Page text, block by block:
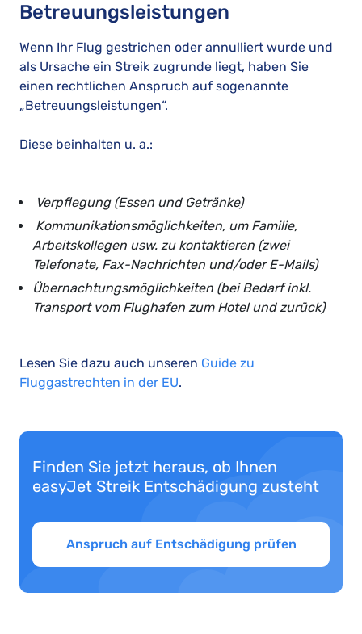
Betreuungsleistungen
Wenn Ihr Flug gestrichen oder annulliert wurde und
als Ursache ein Streik zugrunde liegt, haben Sie
einen rechtlichen Anspruch auf sogenannte
„Betreuungsleistungen“.
Diese beinhalten u. a.:
Verpflegung (Essen und Getränke)
Kommunikationsmöglichkeiten, um Familie,
Arbeitskollegen usw. zu kontaktieren (zwei
Telefonate, Fax-Nachrichten und/oder E-Mails)
Übernachtungsmöglichkeiten (bei Bedarf inkl.
Transport vom Flughafen zum Hotel und zurück)
Lesen Sie dazu auch unseren Guide zu
Fluggastrechten in der EU.
Finden Sie jetzt heraus, ob Ihnen
easyJet Streik Entschädigung zusteht
Anspruch auf Entschädigung prüfen